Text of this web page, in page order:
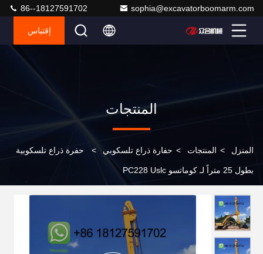
sophia@excavatorboomarm.com
86--18127591702
إقتباس
المنتجات
المنزل > المنتجات > حفارة ذراع تلسكوبي > حفرة ذراع تلسكوبية
بطول 25 متراً لـ كوماتسو PC228 Uslc